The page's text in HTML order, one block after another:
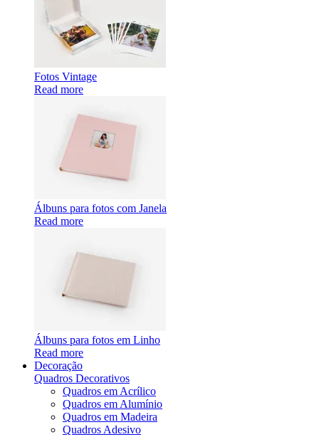
Fotos Vintage
Read more
Álbuns para fotos com Janela
Read more
Álbuns para fotos em Linho
Read more
Decoração
Quadros Decorativos
Quadros em Acrílico
Quadros em Alumínio
Quadros em Madeira
Quadros Adesivo